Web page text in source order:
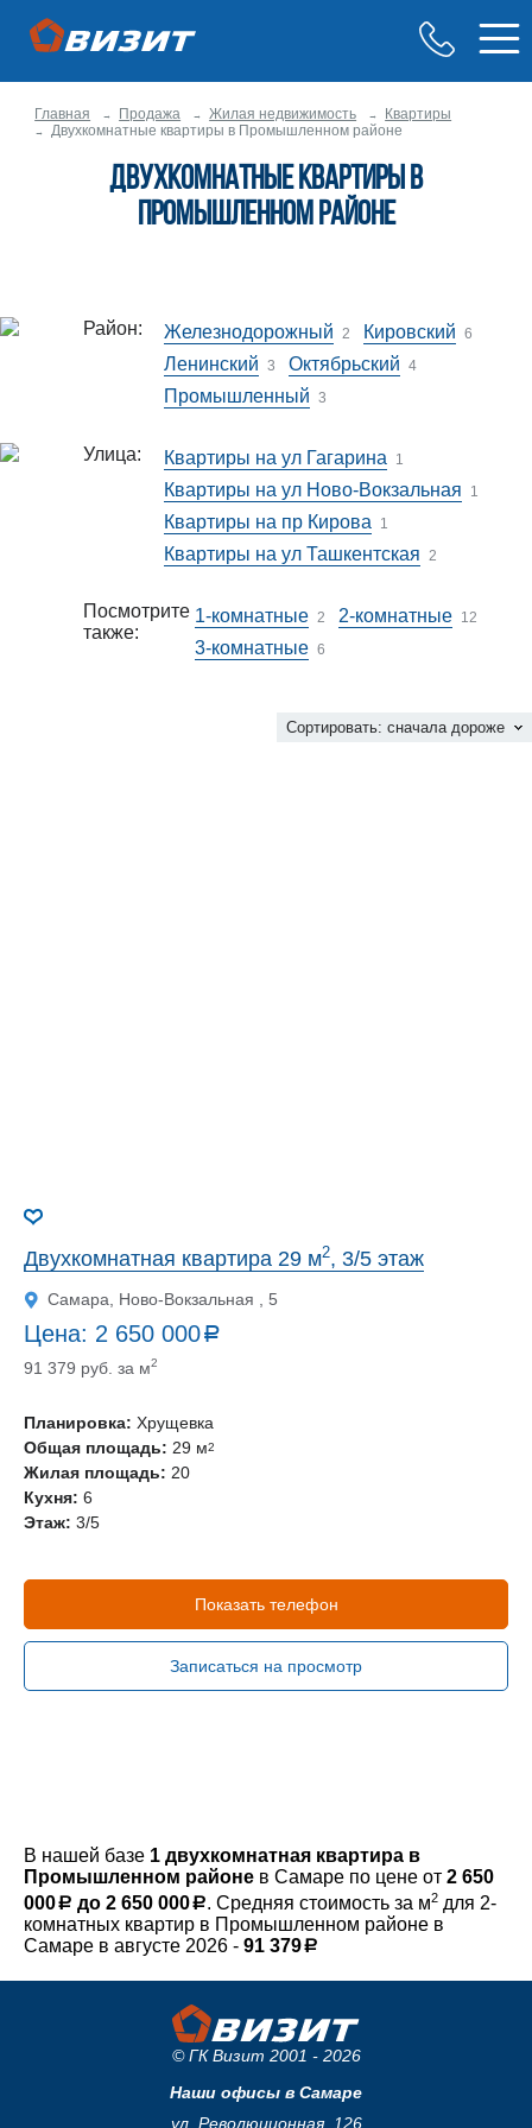
Главная Продажа Жилая недвижимость
Квартиры
Двухкомнатные квартиры в Промышленном районе
Двухкомнатные квартиры в
Промышленном районе
Район: Железнодорожный 2 Кировский 6
Ленинский 3 Октябрьский 4
Промышленный 3
Улица: Квартиры на ул Гагарина 1
Квартиры на ул Ново-Вокзальная 1
Квартиры на пр Кирова 1
Квартиры на ул Ташкентская 2
Посмотрите
также:
1-комнатные 2 2-комнатные 12
3-комнатные 6
Сортировать: сначала дороже
Двухкомнатная квартира 29 м2, 3/5 этаж
Самара, Ново-Вокзальная , 5
Цена: 2 650 000 a
руб.
91 379 руб. за м2
Планировка: Хрущевка
Общая площадь: 29 м2
Жилая площадь: 20
Кухня: 6
Этаж: 3/5
Показать телефон
Записаться на просмотр
В нашей базе 1 двухкомнатная квартира в
Промышленном районе в Самаре по цене от 2 650
000a
руб.
до 2 650 000a
руб.
. Средняя стоимость за м2 для 2-
комнатных квартир в Промышленном районе в
Самаре в августе 2026 - 91 379a
© ГК Визит 2001 - 2026
Наши офисы в Самаре
ул. Революционная, 126